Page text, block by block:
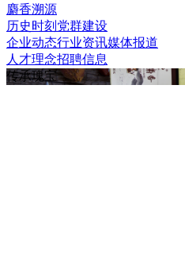
麝香溯源
历史时刻 党群建设
企业动态行业资讯媒体报道
人才理念招聘信息
传承瑰宝